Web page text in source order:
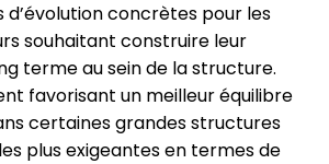
d’évolution concrètes pour les
souhaitant construire leur
terme au sein de la structure.
favorisant un meilleur équilibre
certaines grandes structures
plus exigeantes en termes de